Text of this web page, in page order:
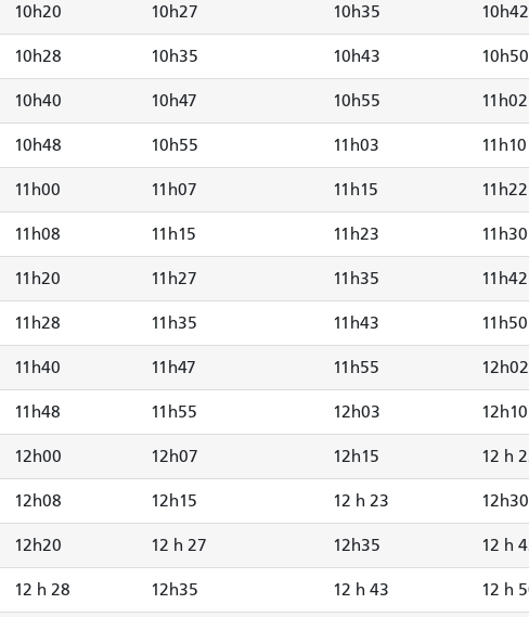
10h20 10h27 10h35 10h42
10h28 10h35 10h43 10h50
10h40 10h47 10h55 11h02
10h48 10h55 11h03 11h10
11h00 11h07 11h15 11h22
11h08 11h15 11h23 11h30
11h20 11h27 11h35 11h42
11h28 11h35 11h43 11h50
11h40 11h47 11h55 12h02
11h48 11h55 12h03 12h10
12h00 12h07 12h15 12 h
12h08 12h15 12 h 23 12h30
12h20 12 h 27 12h35 12 h
12 h 28 12h35 12 h 43 12 h